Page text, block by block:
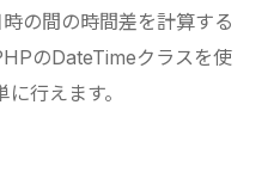
の間の時間差を計算する
のDateTimeクラスを使
行えます。